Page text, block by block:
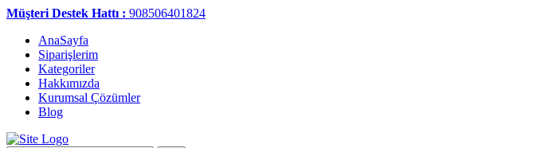
Müşteri Destek Hattı : 908506401824
AnaSayfa
Siparişlerim
Kategoriler
Hakkımızda
Kurumsal Çözümler
Blog